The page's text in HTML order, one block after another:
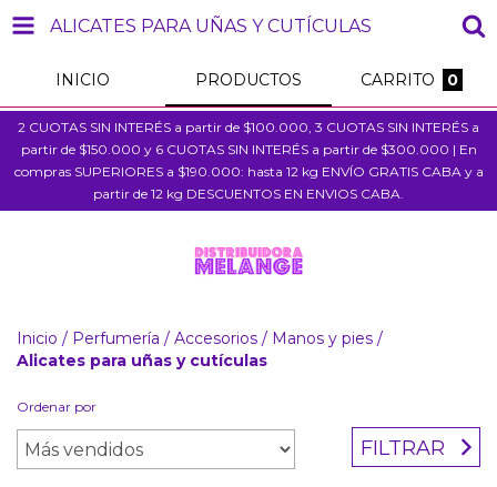
ALICATES PARA UÑAS Y CUTÍCULAS
INICIO PRODUCTOS CARRITO 0
2 CUOTAS SIN INTERÉS a partir de $100.000, 3 CUOTAS SIN INTERÉS a
partir de $150.000 y 6 CUOTAS SIN INTERÉS a partir de $300.000 | En
compras SUPERIORES a $190.000: hasta 12 kg ENVÍO GRATIS CABA y a
partir de 12 kg DESCUENTOS EN ENVIOS CABA.
Inicio / Perfumería / Accesorios / Manos y pies /
Alicates para uñas y cutículas
Ordenar por
FILTRAR